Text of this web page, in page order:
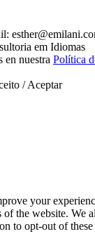
em Idiomas
en nuestra Política
/ Aceptar
your
the website. We
to opt-out of